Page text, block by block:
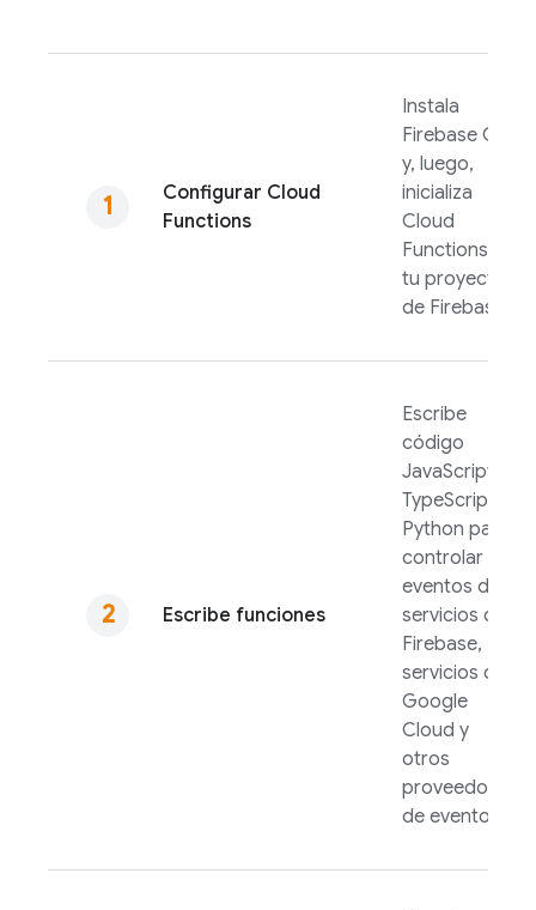
Configurar Cloud
Functions
Instala
Firebase CLI
y, luego,
inicializa
Cloud
Functions
tu proyecto
de Firebase.
Escribe funciones
Escribe
código
JavaScript,
TypeScript o
Python para
controlar
eventos de
servicios de
Firebase,
servicios de
Google
Cloud y
otros
proveedores
de eventos.